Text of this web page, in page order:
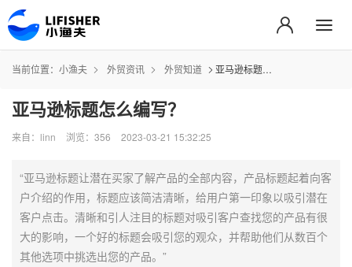
当前位置： 小渔夫 外贸资讯 外贸知道 亚马逊标题怎么编写？
亚马逊标题怎么编写？
来自：linn 浏览：356 2023-03-21 15:32:25
“亚马逊标题让潜在买家了解产品的全部内容，产品标题起着向客
户介绍的作用，标题应该简洁清晰，给用户第一印象以吸引潜在
客户点击。清晰和引人注目的标题对吸引客户查找您的产品有很
大的影响，一个好的标题会吸引您的观众，并帮助他们从数百个
其他选项中挑选出您的产品。”